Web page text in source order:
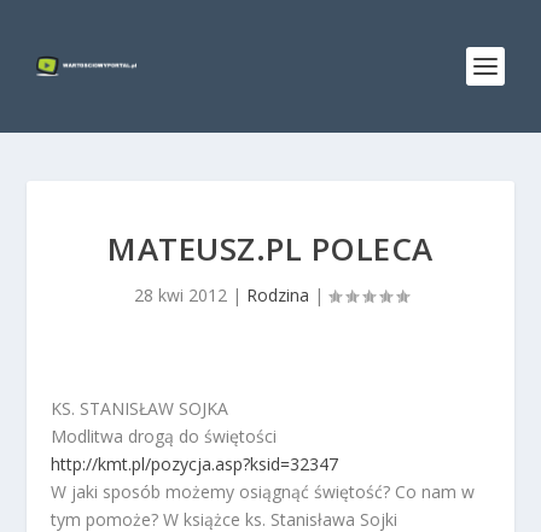
MATEUSZ.PL POLECA
28 kwi 2012| Rodzina |
KS. STANISŁAW SOJKA
Modlitwa drogą do świętości
http://kmt.pl/pozycja.asp?ksid=32347
W jaki sposób możemy osiągnąć świętość? Co nam w
tym pomoże? W książce ks. Stanisława Sojki